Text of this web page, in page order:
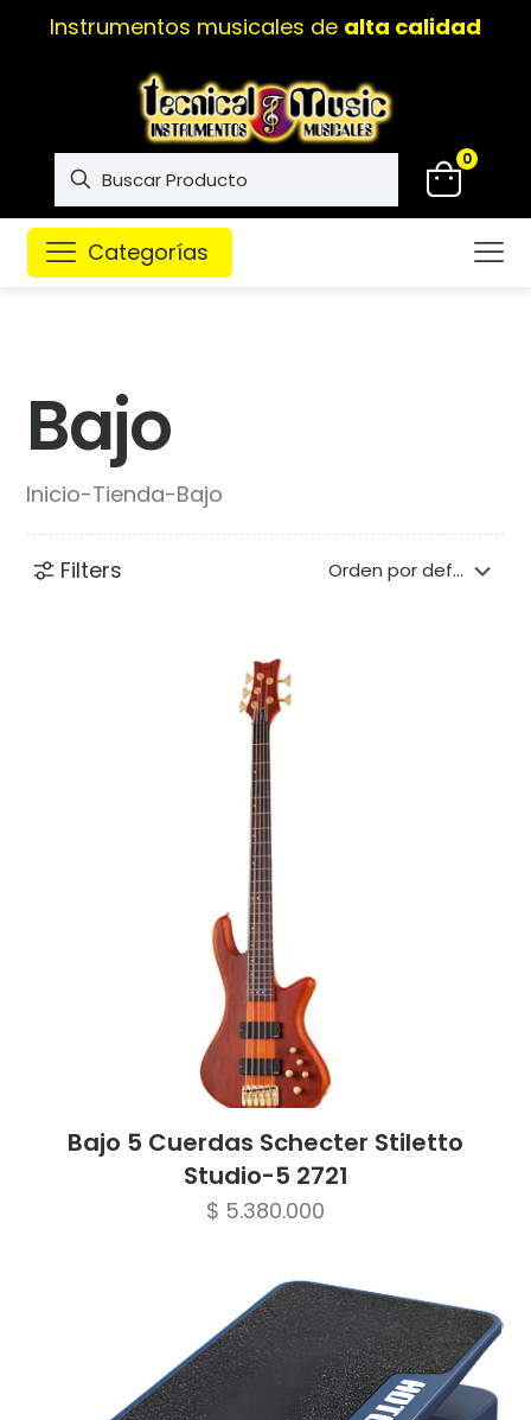
Instrumentos musicales de alta calidad
0
Categorías
Bajo
Inicio-Tienda-Bajo
Filters
Bajo 5 Cuerdas Schecter Stiletto
Studio-5 2721
$ 5.380.000